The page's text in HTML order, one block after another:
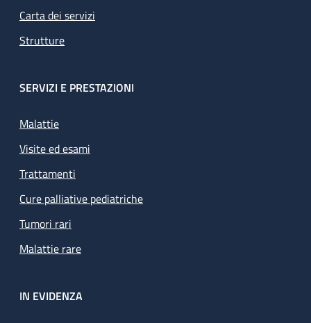
Carta dei servizi
Strutture
SERVIZI E PRESTAZIONI
Malattie
Visite ed esami
Trattamenti
Cure palliative pediatriche
Tumori rari
Malattie rare
IN EVIDENZA